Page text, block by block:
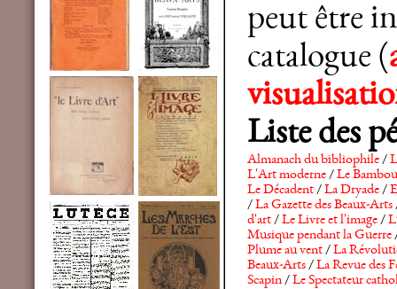
peut être
catalogue (
Liste des
Almanach du bibliophile/
L'Art moderne/Le Bambou
Le Décadent/La Dryade/
/La Gazette des Beaux-Arts
d'art/Le Livre et l'image/
Musique pendant la Guerre
Plume au vent/La
Beaux-Arts/La Revue des
Scapin/Le Spectateur